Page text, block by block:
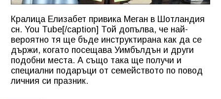
Кралица Елизабет привика Меган в Шотландия
сн. You Tube[/caption] Той допълва, че най-
вероятно тя ще бъде инструктирана как да се
държи, когато посещава Уимбълдън и други
подобни места. А също така ще получи и
специални подаръци от семейството по повод
личния си празник.